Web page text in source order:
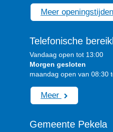
Meer openingstijden
Telefonische
Vandaag open tot 13:00
Morgen gesloten
maandag open van 08:30
Meer
Gemeente Pekela